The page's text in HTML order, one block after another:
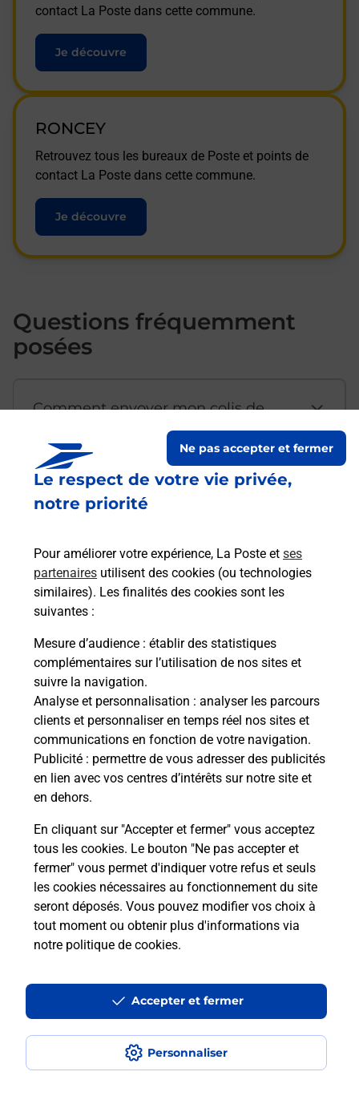
Le respect de votre vie privée,
notre priorité
Pour améliorer votre expérience, La Poste et ses
partenaires utilisent des cookies (ou technologies
similaires). Les finalités des cookies sont les
suivantes :
Mesure d’audience : établir des statistiques
complémentaires sur l’utilisation de nos sites et
suivre la navigation.
Analyse et personnalisation : analyser les parcours
clients et personnaliser en temps réel nos sites et
communications en fonction de votre navigation.
Publicité : permettre de vous adresser des publicités
en lien avec vos centres d’intérêts sur notre site et
en dehors.
En cliquant sur "Accepter et fermer" vous acceptez
tous les cookies. Le bouton "Ne pas accepter et
fermer" vous permet d'indiquer votre refus et seuls
les cookies nécessaires au fonctionnement du site
seront déposés. Vous pouvez modifier vos choix à
tout moment ou obtenir plus d'informations via
notre politique de cookies.
Personnaliser
Ne pas accepter et fermer
Accepter et fermer
contact La Poste dans cette commune.
Je découvre
RONCEY
Retrouvez tous les bureaux de Poste et points de
contact La Poste dans cette commune.
Je découvre
Questions fréquemment
posées
Comment envoyer mon colis de
Est-il possible d’acheter un
emballage directement depuis un
Comment demander une
modification de livraison ?
Comment La Poste participe-t-elle
à votre sécurité au quotidien ?
Puis-je passer mon code de la route
avec La Poste et sous quelles
conditions ?
Localiser Liste Manche QUETTREVILLE SUR SIENNE
Accessibilité : partiellement conforme
Conditions contractuelles
Mentions légales